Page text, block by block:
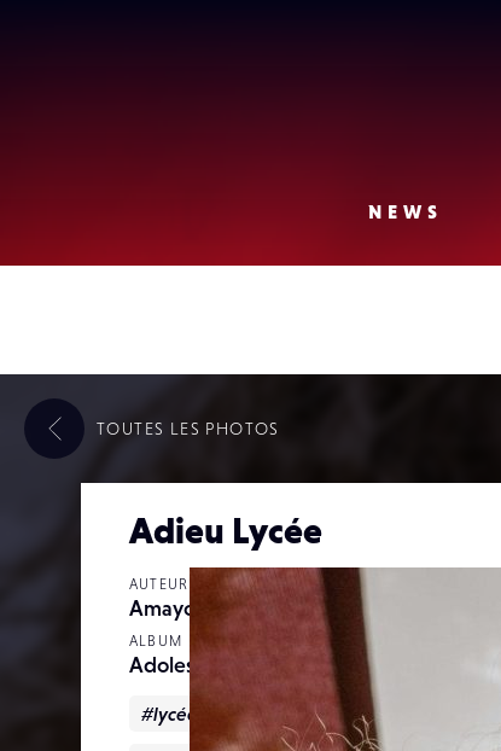
NEWS
Adieu Lycée
AUTEUR
Amayo
ALBUM
Adolescence
#lycée #Adolescence
TOUTES LES PHOTOS